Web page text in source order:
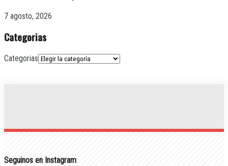
7 agosto, 2026
Categorias
Categorias
Seguinos en Instagram